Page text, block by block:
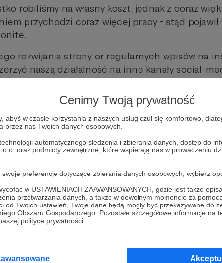
Cenimy Twoją prywatność
abyś w czasie korzystania z naszych usług czuł się komfortowo,
przez nas Twoich danych osobowych.
automatycznego śledzenia i zbierania danych, dostęp do
oraz podmioty zewnętrzne, które wspierają nas w prowadzeniu
preferencje dotyczące zbierania danych osobowych, wybierz
w USTAWIENIACH ZAAWANSOWANYCH, gdzie jest także
przetwarzania danych, a także w dowolnym momencie za
od Twoich ustawień, Twoje dane będą mogły być przekazywane do
Obszaru Gospodarczego. Pozostałe szczegółowe informacje na
polityce prywatności.
robiliśmy na własny koszt, jednak z coraz
przychodzi coraz więcej pracy - stąd pojawił
rozwijania strony or regularnych wpisów na
naszą działalność na inne kanały social-
pytania lub sugestie,napisz do nas. :)
językiobce